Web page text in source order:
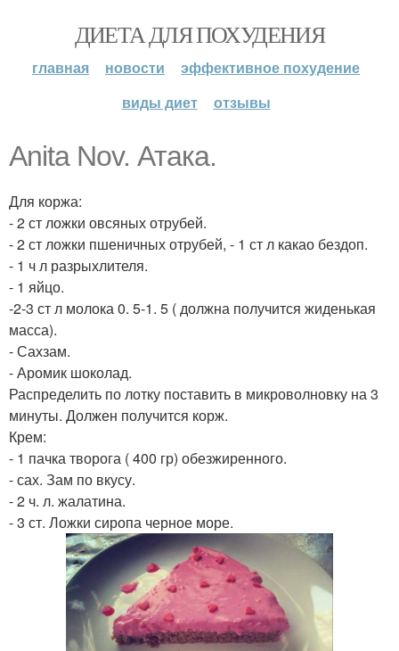
ДИЕТА ДЛЯ ПОХУДЕНИЯ
главная новости
эффективное похудение
виды диет
отзывы
Anita Nov. Атака.
Для коржа:
- 2 ст ложки овсяных отрубей.
- 2 ст ложки пшеничных отрубей, - 1 ст л какао бездоп.
- 1 ч л разрыхлителя.
- 1 яйцо.
-2-3 ст л молока 0. 5-1. 5 ( должна получится жиденькая
масса).
- Сахзам.
- Аромик шоколад.
Распределить по лотку поставить в микроволновку на 3
минуты. Должен получится корж.
Крем:
- 1 пачка творога ( 400 гр) обезжиренного.
- сах. Зам по вкусу.
- 2 ч. л. жалатина.
- 3 ст. Ложки сиропа черное море.